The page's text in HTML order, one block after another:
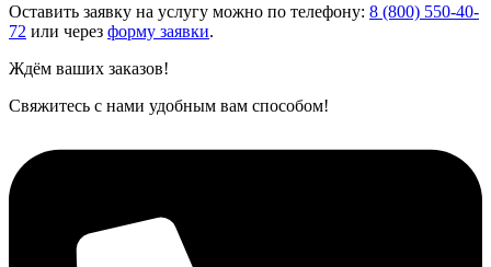
Оставить заявку на услугу можно по телефону: 8 (800) 550-40-
72 или через форму заявки.
Ждём ваших заказов!
Свяжитесь с нами удобным вам способом!